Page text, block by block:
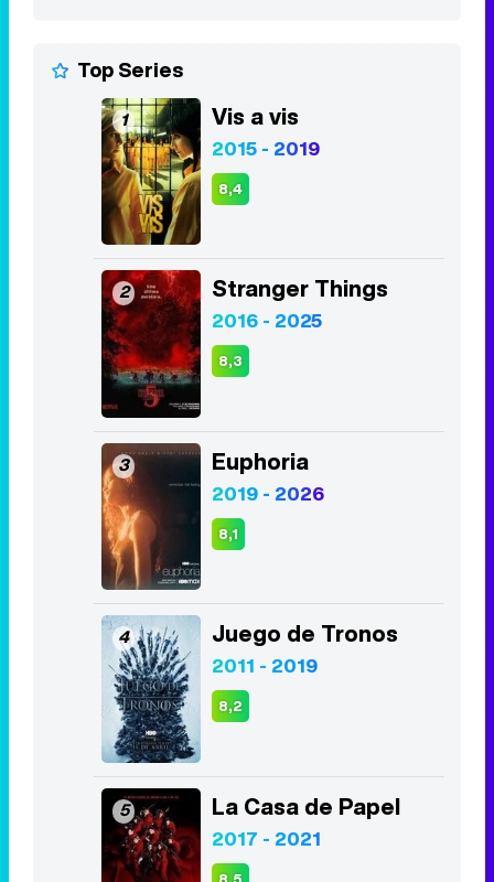
Top Series
1 Vis a vis
2015 - 2019
8,4
2 Stranger Things
2016 - 2025
8,3
3 Euphoria
2019 - 2026
8,1
4 Juego de Tronos
2011 - 2019
8,2
5 La Casa de Papel
2017 - 2021